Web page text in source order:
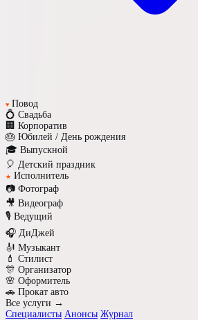
♥ Повод
💍 Свадьба
🏢 Корпоратив
🎂 Юбилей / День рождения
🎓 Выпускной
🎈 Детский праздник
★ Исполнитель
📷 Фотограф
🎥 Видеограф
🎙️ Ведущий
🎧 ДиДжей
🎻 Музыкант
💄 Стилист
🎊 Организатор
🌸 Оформитель
🚗 Прокат авто
Все услуги →
Специалисты Анонсы Журнал